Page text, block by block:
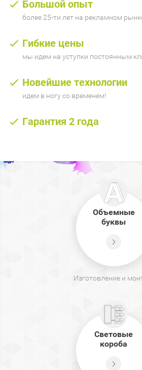
Большой опыт
более 25-ти лет на рекламном
Гибкие цены
мы идем на уступки постоянным
Новейшие технологии
идем в ногу со временем!
Гарантия 2 года
Объемные
буквы
Изготовление и
Световые
короба